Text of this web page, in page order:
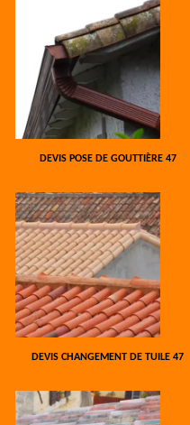
DEVIS POSE DE GOUTTIÈRE 47
DEVIS CHANGEMENT DE TUILE 47